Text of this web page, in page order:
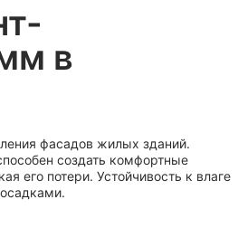
в
фасадов жилых зданий.
создать комфортные
его потери. Устойчивость к влаге